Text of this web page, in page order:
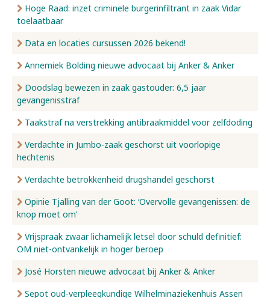
Hoge Raad: inzet criminele burgerinfiltrant in zaak Vidar
toelaatbaar
Data en locaties cursussen 2026 bekend!
Annemiek Bolding nieuwe advocaat bij Anker & Anker
Doodslag bewezen in zaak gastouder: 6,5 jaar
gevangenisstraf
Taakstraf na verstrekking antibraakmiddel voor zelfdoding
Verdachte in Jumbo-zaak geschorst uit voorlopige
hechtenis
Verdachte betrokkenheid drugshandel geschorst
Opinie Tjalling van der Goot: ‘Overvolle gevangenissen: de
knop moet om’
Vrijspraak zwaar lichamelijk letsel door schuld definitief:
OM niet-ontvankelijk in hoger beroep
José Horsten nieuwe advocaat bij Anker & Anker
Sepot oud-verpleegkundige Wilhelminaziekenhuis Assen